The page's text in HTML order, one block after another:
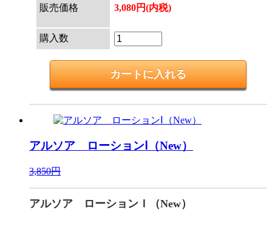
販売価格 3,080円(内税)
購入数
アルソア ローションⅠ（New）
3,850円
アルソア ローションＩ（New）